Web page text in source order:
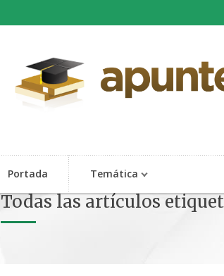
Portada Temática
Todas las artículos